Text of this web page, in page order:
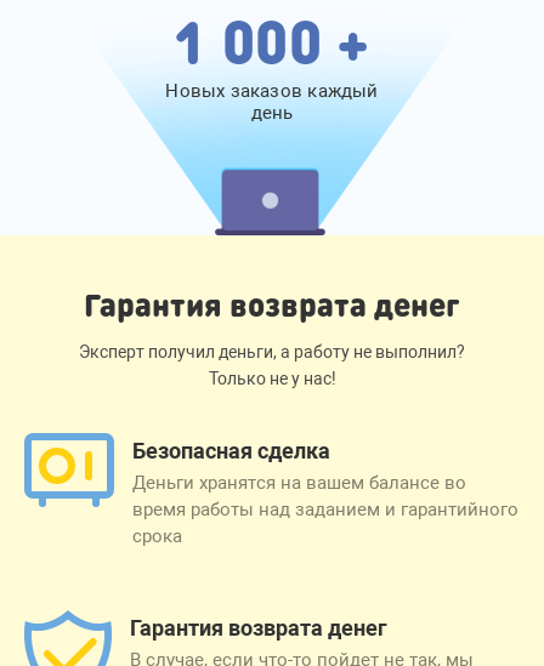
1 000 +
Новых заказов каждый
день
Гарантия возврата денег
Эксперт получил деньги, а работу не выполнил?
Только не у нас!
Безопасная сделка
Деньги хранятся на вашем балансе во
время работы над заданием и гарантийного
срока
Гарантия возврата денег
В случае, если что-то пойдет не так, мы